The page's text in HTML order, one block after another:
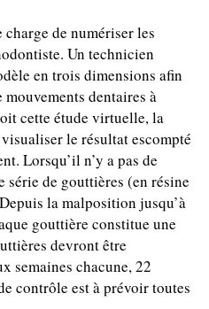
de numériser les
Un technicien
en trois dimensions afin
dentaires à
cette étude virtuelle, la
le résultat escompté
Lorsqu’il n’y a pas de
de gouttières (en résine
la malposition jusqu’à
gouttière constitue une
devront être
semaines chacune, 22
contrôle est à prévoir toutes